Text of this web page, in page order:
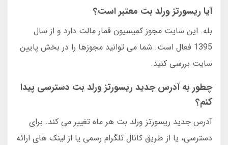
آیا ریسورتز ورلد بت معتبر است؟
بله. این سایت مجوز کمیسیون قمار مالت دارد و از سال
1395 فعال است. شما می توانید مجوزها را در بخش پایین
سایت بررسی کنید.
چطور به آدرس جدید ریسورتز ورلد بت دسترسی پیدا
کنم؟
آدرس جدید ریسورتز ورلد بت هر ماه تغییر می کند. برای
دسترسی، یا از طریق کانال تلگرام رسمی یا از لینک های ارائه